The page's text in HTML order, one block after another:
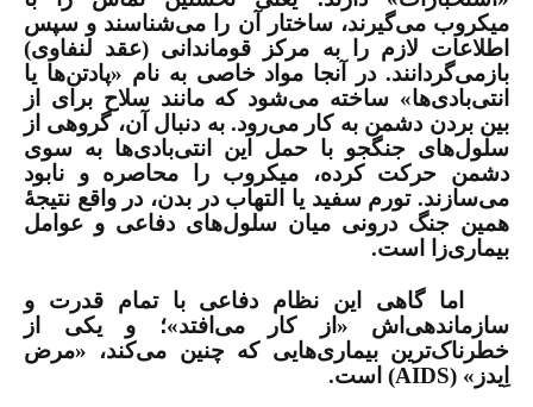
میکروب می‌گیرند، ساختار آن را می‌شناسند و سپس
اطلاعات لازم را به مرکز قوماندانی (عقد لنفاوی)
بازمی‌گردانند. در آنجا مواد خاصی به نام «پادتن‌ها یا
انتی‌بادی‌ها» ساخته می‌شود که مانند سلاح برای از
بین بردن دشمن به کار می‌رود. به دنبال آن، گروهی از
سلول‌های جنگجو با حمل این انتی‌بادی‌ها به سوی
دشمن حرکت کرده، میکروب را محاصره و نابود
می‌سازند. تورم سفید یا التهاب در بدن، در واقع نتیجۀ
همین جنگ درونی میان سلول‌های دفاعی و عوامل
بیماری‌زا است.
اما گاهی این نظام دفاعی با تمام قدرت و
سازماندهی‌اش «از کار می‌افتد»؛ و یکی از
خطرناک‌ترین بیماری‌هایی که چنین می‌کند، «مرض
اِیدز» (AIDS) است.